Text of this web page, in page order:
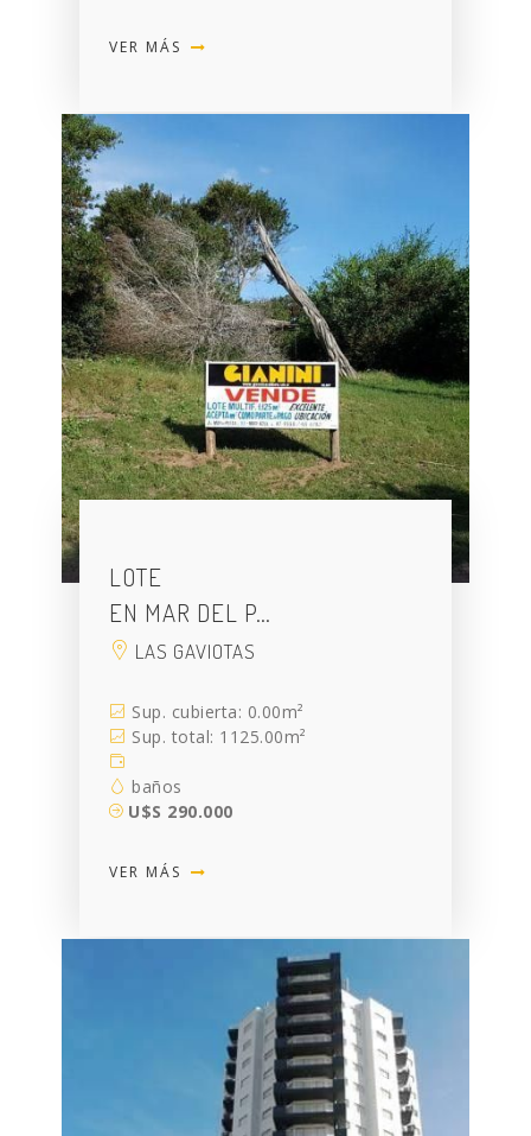
VER MÁS
LOTE
EN MAR DEL P…
LAS GAVIOTAS
Sup. cubierta: 0.00m²
Sup. total: 1125.00m²
baños
U$S 290.000
VER MÁS